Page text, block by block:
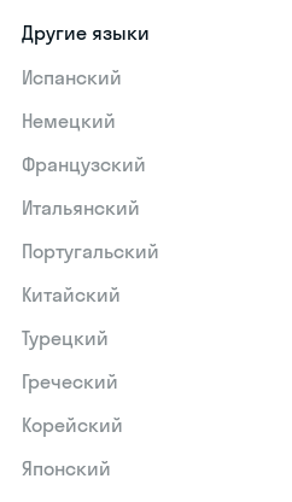
Другие языки
Испанский
Немецкий
Французский
Итальянский
Португальский
Китайский
Турецкий
Греческий
Корейский
Японский